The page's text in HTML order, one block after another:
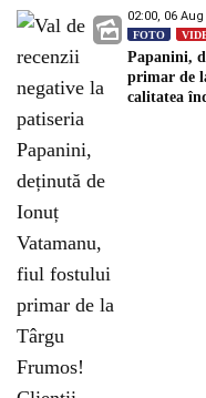
02:00, 06
FOTO
Papanini,
primar de
calitatea